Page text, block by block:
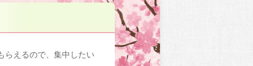
らえるので、集中したい